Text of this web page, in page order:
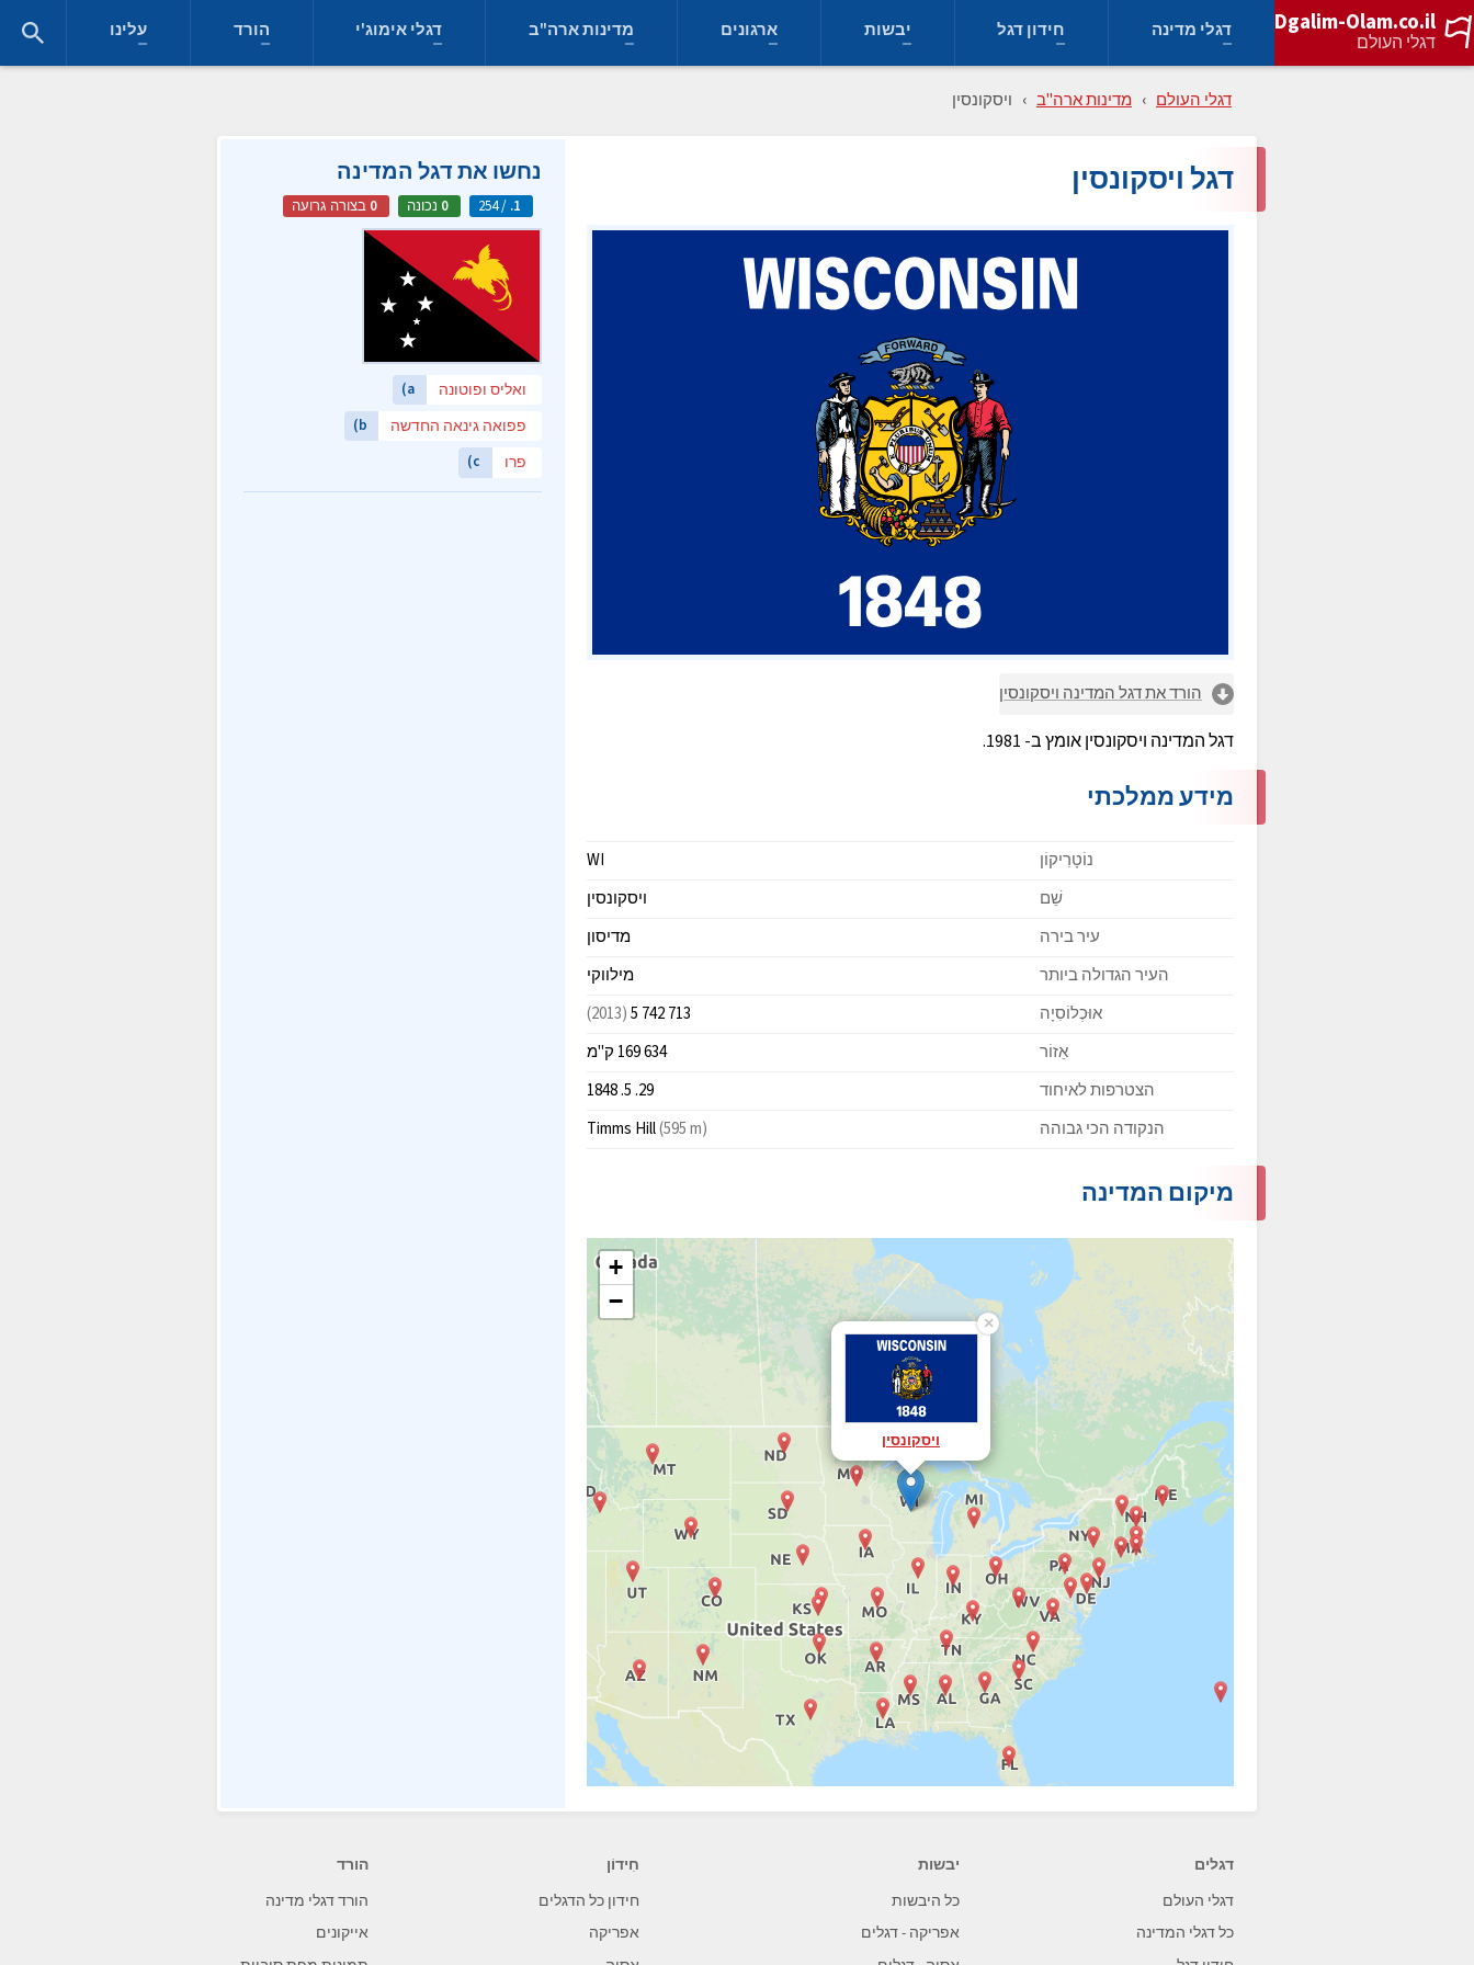
Dgalim-Olam.co.il
דגלי העולם
דגלי מדינה חידון דגל יבשות ארגונים מדינות ארה"ב דגלי אימוג'י הורד עלינו
דגלי העולם מדינות ארה"ב ויסקונסין
דגל ויסקונסין
הורד את דגל המדינה ויסקונסין
דגל המדינה ויסקונסין אומץ ב- 1981.
מידע ממלכתי
נוֹטָרִיקוֹן
WI
שֵׁם
ויסקונסין
עיר בירה
מדיסון
העיר הגדולה ביותר
מילווקי
אוּכְלוֹסִיָה
5 742 713
(2013)
אֵזוֹר
169 634 ק"מ
הצטרפות לאיחוד
29. 5. 1848
הנקודה הכי גבוהה
Timms Hill(595 m)
מיקום המדינה
ויסקונסין
×
+
−
נחשו את דגל המדינה
1.
/ 254
0 נכונה 0 בצורה גרועה
a) ואליס ופוטונה
b) פפואה גינאה החדשה
c) פרו
דגלים
דגלי העולם
כל דגלי המדינה
יבשות
כל היבשות
אפריקה - דגלים
חִידוֹן
חידון כל הדגלים
אפריקה
הורד
הורד דגלי מדינה
אייקונים